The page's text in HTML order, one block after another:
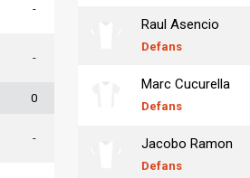
-
-
0
-
Raul Asencio
Defans
Marc Cucurella
Defans
Jacobo Ramon
Defans